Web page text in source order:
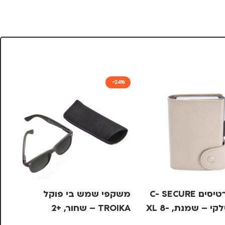
ארנק כרטיסים C- SECURE
עור איטלקי – שמנת, XL 8-
-24%
משקפי שמש בי פוקל
TROIKA – שחור, +2